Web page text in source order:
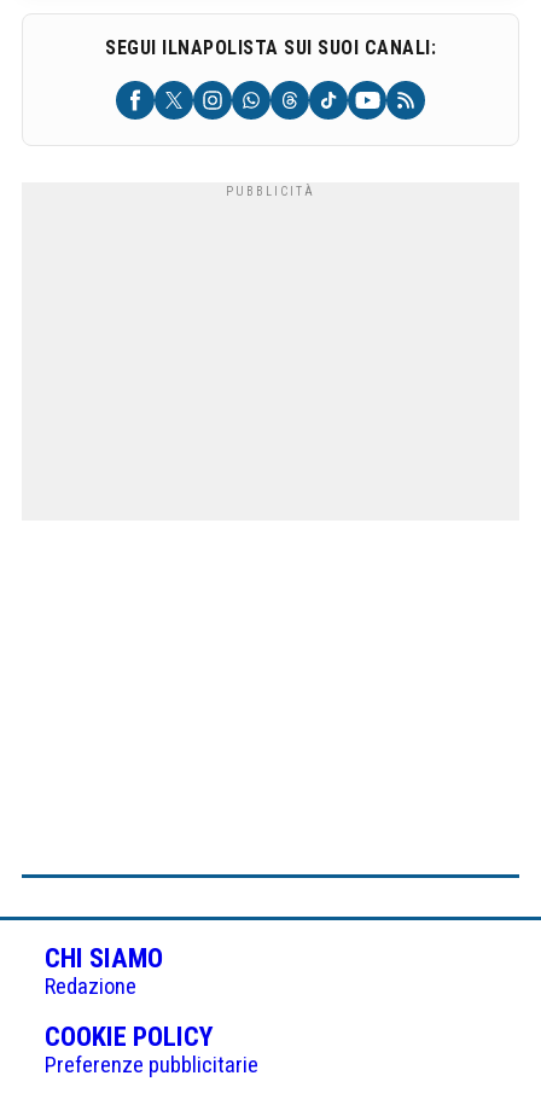
SEGUI ILNAPOLISTA SUI SUOI CANALI:
CHI SIAMO
Redazione
COOKIE POLICY(APRE
IN
Preferenze pubblicitarie